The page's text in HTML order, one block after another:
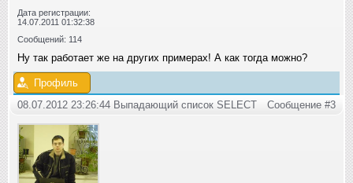
Дата регистрации:
14.07.2011 01:32:38
Сообщений: 114
Ну так работает же на других примерах! А как тогда можно?
Профиль
08.07.2012 23:26:44 Выпадающий список SELECT
Сообщение #3